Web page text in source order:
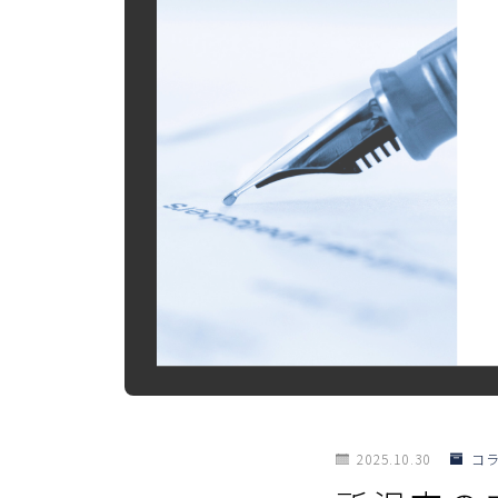
2025.10.30 コ